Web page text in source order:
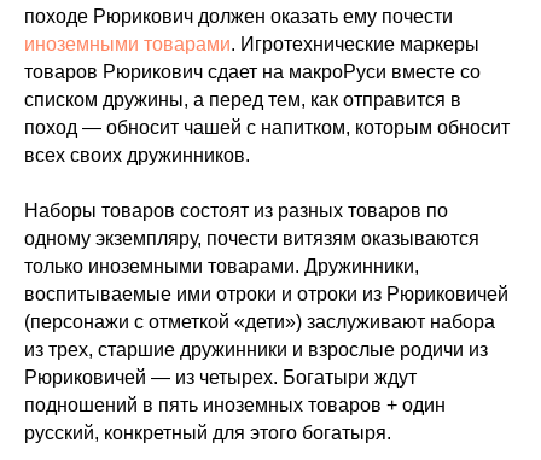
походе Рюрикович должен оказать ему почести
иноземными товарами. Игротехнические маркеры
товаров Рюрикович сдает на макроРуси вместе со
списком дружины, а перед тем, как отправится в
поход — обносит чашей с напитком, которым обносит
всех своих дружинников.
Наборы товаров состоят из разных товаров по
одному экземпляру, почести витязям оказываются
только иноземными товарами. Дружинники,
воспитываемые ими отроки и отроки из Рюриковичей
(персонажи с отметкой «дети») заслуживают набора
из трех, старшие дружинники и взрослые родичи из
Рюриковичей — из четырех. Богатыри ждут
подношений в пять иноземных товаров + один
русский, конкретный для этого богатыря.